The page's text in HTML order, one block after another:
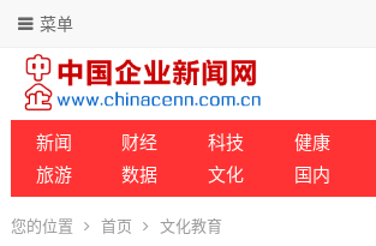
菜单
新闻 财经 科技 健康
旅游
数据 文化 国内
您的位置 首页 文化教育